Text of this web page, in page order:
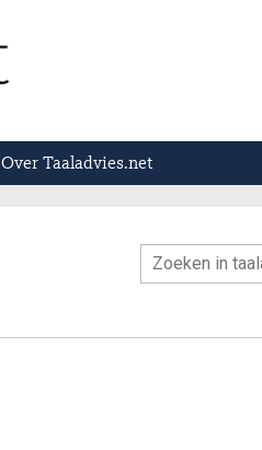
Over Taaladvies.net